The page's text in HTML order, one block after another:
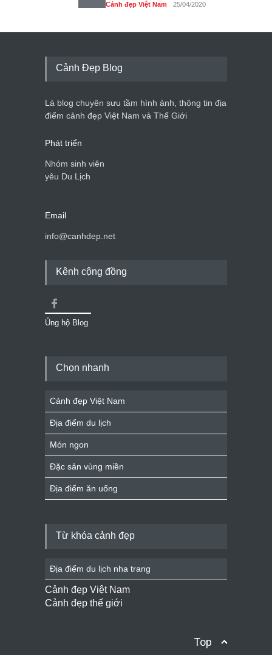
Cảnh đẹp Việt Nam 25/04/2020
Tam giác mạch khoe sắc
du lịch quốc gia
Cảnh đẹp Việt Nam 24/04/2020
Cảnh Đẹp Blog
Là blog chuyên sưu tầm hình ảnh, thông tin địa
điểm cảnh đẹp Việt Nam và Thế Giới
Phát triển
Nhóm sinh viên
yêu Du Lịch
Email
info@canhdep.net
Kênh cộng đồng
Ủng hộ Blog
Chọn nhanh
Cảnh đẹp Việt Nam
Địa điểm du lịch
Món ngon
Đặc sản vùng miền
Địa điểm ăn uống
Từ khóa cảnh đẹp
Địa điểm du lịch nha trang
Cảnh đẹp Việt Nam
Cảnh đẹp thế giới
Top